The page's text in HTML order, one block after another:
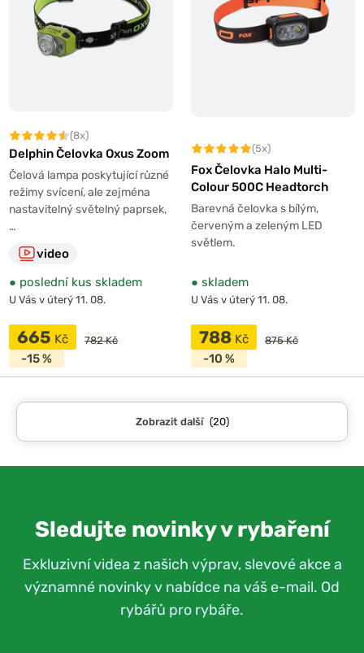
(8x)
Delphin Čelovka Oxus Zoom
Čelová lampa poskytující různé
režimy svícení, ale zejména
nastavitelný světelný paprsek,
…
video
● poslední kus skladem
U Vás v úterý 11. 08.
665 Kč 782 Kč
-15 %
(5x)
Fox Čelovka Halo Multi-
Colour 500C Headtorch
Barevná čelovka s bílým,
červeným a zeleným LED
světlem.
● skladem
U Vás v úterý 11. 08.
788 Kč 875 Kč
-10 %
Zobrazit další (20)
Sledujte novinky v rybaření
Exkluzivní videa z našich výprav, slevové akce a
významné novinky v nabídce na váš e-mail. Od
rybářů pro rybáře.